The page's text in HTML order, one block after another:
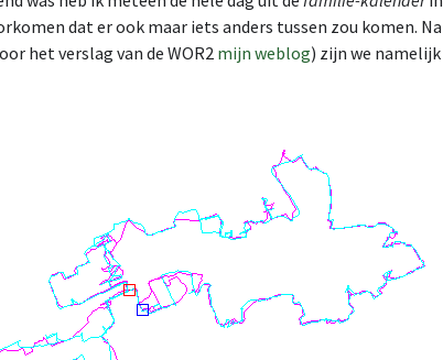
dat er ook maar iets anders tussen zou komen. Na
het verslag van de WOR2mijn weblog) zijn we namelijk